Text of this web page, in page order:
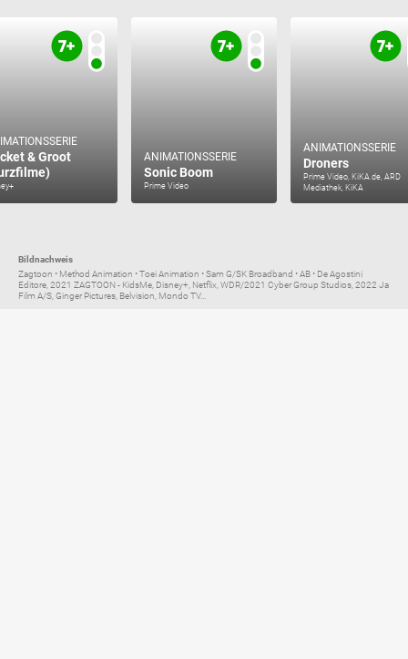
& Groot
ANIMATIONSSERIE
Sonic Boom
Prime Video
ANIMATIONSSERIE
Droners
Prime Video, KiKA.de, ARD
Mediathek, KiKA
Bildnachweis
Zagtoon • Method Animation • Toei Animation • Sam G/SK Broadband • AB • De Agostini
Editore, 2021 ZAGTOON - KidsMe, Disney+, Netflix, WDR/2021 Cyber Group Studios, 2022 Ja
Film A/S, Ginger Pictures, Belvision, Mondo TV...